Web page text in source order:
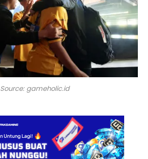
Source: gameholic.id